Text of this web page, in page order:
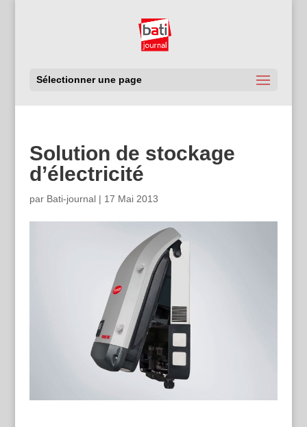
Sélectionner une page
Solution de stockage
d’électricité
par Bati-journal| 17 Mai 2013